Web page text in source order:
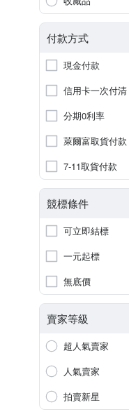
付款方式
現金付款
信用卡一次付清
分期0利率
萊爾富取貨付款
7-11取貨付款
競標條件
可立即結標
一元起標
無底價
賣家等級
超人氣賣家
人氣賣家
拍賣新星